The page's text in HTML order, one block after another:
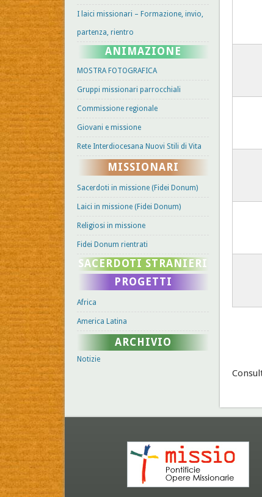
I laici missionari – Formazione, invio,
partenza, rientro
ANIMAZIONE
MOSTRA FOTOGRAFICA
Gruppi missionari parrocchiali
Commissione regionale
Giovani e missione
Rete Interdiocesana Nuovi Stili di Vita
MISSIONARI
Sacerdoti in missione (Fidei Donum)
Laici in missione (Fidei Donum)
Religiosi in missione
Fidei Donum rientrati
SACERDOTI STRANIERI
PROGETTI
Africa
America Latina
ARCHIVIO
Notizie